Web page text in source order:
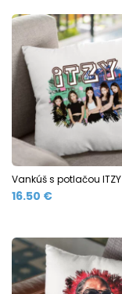
Vankúš s potlačou ITZY
16.50 €